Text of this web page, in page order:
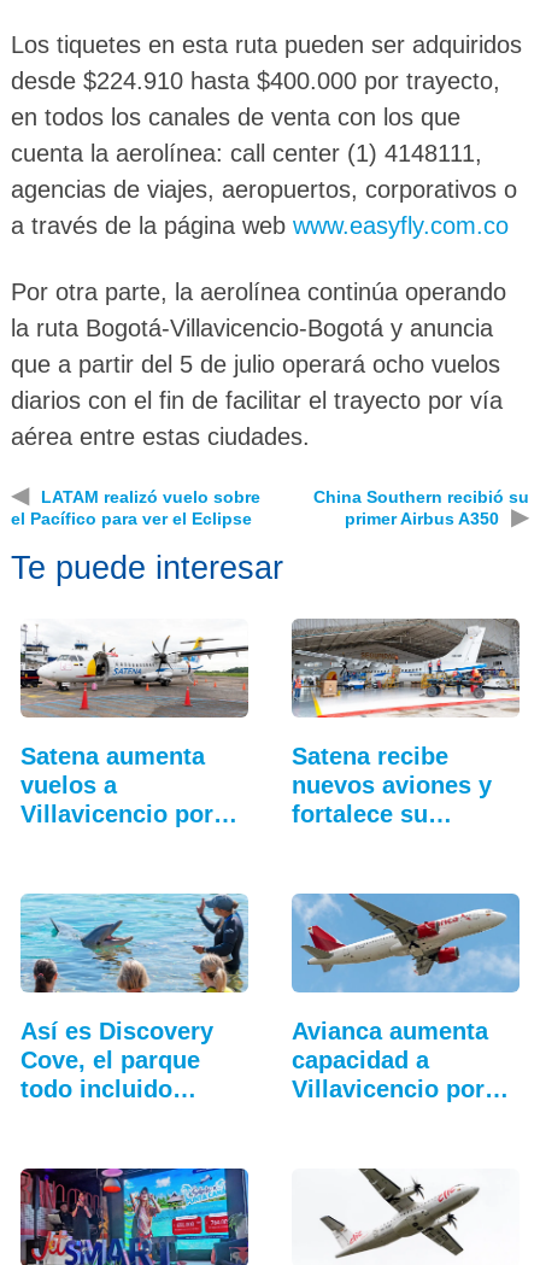
Los tiquetes en esta ruta pueden ser adquiridos
desde $224.910 hasta $400.000 por trayecto,
en todos los canales de venta con los que
cuenta la aerolínea: call center (1) 4148111,
agencias de viajes, aeropuertos, corporativos o
a través de la página web www.easyfly.com.co
Por otra parte, la aerolínea continúa operando
la ruta Bogotá-Villavicencio-Bogotá y anuncia
que a partir del 5 de julio operará ocho vuelos
diarios con el fin de facilitar el trayecto por vía
aérea entre estas ciudades.
◀
LATAM realizó vuelo sobre
el Pacífico para ver el Eclipse
China Southern recibió su
primer Airbus A350
▶
Te puede interesar
Satena aumenta
vuelos a
Villavicencio por
Satena recibe
nuevos aviones y
fortalece su
Así es Discovery
Cove, el parque
todo incluido
Avianca aumenta
capacidad a
Villavicencio por